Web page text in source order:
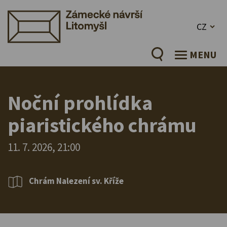
CZ
MENU
Noční prohlídka
piaristického chrámu
11. 7. 2026, 21:00
Chrám Nalezení sv. Kříže